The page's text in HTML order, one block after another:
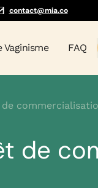
contact@mia.co
Vaginisme FAQ
de